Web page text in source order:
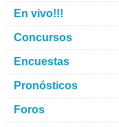
En vivo!!!
Concursos
Encuestas
Pronósticos
Foros